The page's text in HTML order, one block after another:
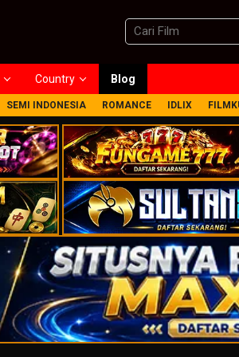
Country Blog
SEMI INDONESIA ROMANCE IDLIX